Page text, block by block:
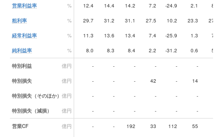
営業利益率 % 12.4 14.4 14.2 7.2 -24.9 2.1 8.1
粗利率 % 29.7 31.2 31.1 27.5 10.2 23.3 27.2
経常利益率 % 11.3 13.6 13.4 7.4 -25.9 1.3 7.3
純利益率 % 8.0 8.3 8.4 2.2 -31.2 0.6 5.9
特別利益 億円 - - - - - -
特別損失 億円 - - - 42 - 14
特別損失（そのほか） 億円 - - - - - -
特別損失（減損） 億円 - - - - - -
営業CF 億円 - - 192 33 112 55